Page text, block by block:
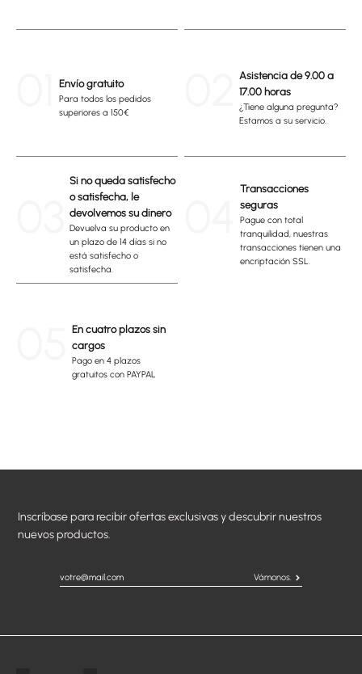
Envío gratuito
Para todos los pedidos
superiores a 150€
Asistencia de 9.00 a
17.00 horas
¿Tiene alguna pregunta?
Estamos a su servicio.
Si no queda satisfecho
o satisfecha, le
devolvemos su dinero
Devuelva su producto en
un plazo de 14 días si no
está satisfecho o
satisfecha.
Transacciones
seguras
Pague con total
tranquilidad, nuestras
transacciones tienen una
encriptación SSL.
En cuatro plazos sin
cargos
Pago en 4 plazos
gratuitos con PAYPAL
Inscríbase para recibir ofertas exclusivas y descubrir nuestros
nuevos productos.
Vámonos.